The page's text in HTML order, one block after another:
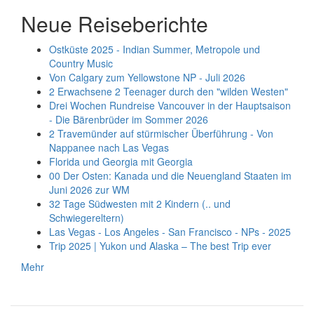
Neue Reiseberichte
Ostküste 2025 - Indian Summer, Metropole und
Country Music
Von Calgary zum Yellowstone NP - Juli 2026
2 Erwachsene 2 Teenager durch den "wilden Westen"
Drei Wochen Rundreise Vancouver in der Hauptsaison
- Die Bärenbrüder im Sommer 2026
2 Travemünder auf stürmischer Überführung - Von
Nappanee nach Las Vegas
Florida und Georgia mit Georgia
00 Der Osten: Kanada und die Neuengland Staaten im
Juni 2026 zur WM
32 Tage Südwesten mit 2 Kindern (.. und
Schwiegereltern)
Las Vegas - Los Angeles - San Francisco - NPs - 2025
Trip 2025 | Yukon und Alaska – The best Trip ever
Mehr